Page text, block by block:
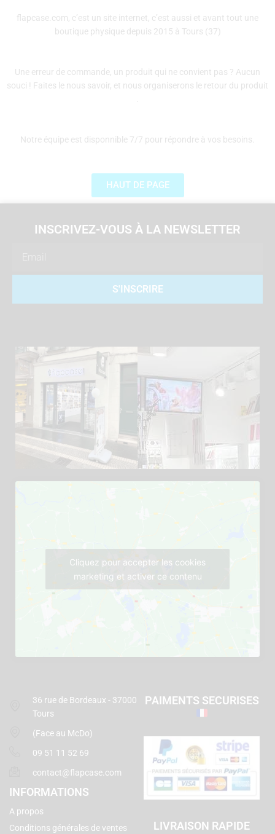
flapcase.com, c’est un site internet, c’est aussi et avant tout une
boutique physique depuis 2015 à Tours (37)
Une erreur de commande, un produit qui ne convient pas ? Aucun
souci ! Faites le nous savoir, et nous organiserons le retour du produit
Notre équipe est disponnible 7/7 pour répondre à vos besoins.
HAUT DE PAGE
INSCRIVEZ-VOUS À LA NEWSLETTER
S'INSCRIRE
Cliquez pour accepter les cookies
marketing et activer ce contenu
36 rue de Bordeaux - 37000
Tours
(Face au McDo)
09 51 11 52 69
contact@flapcase.com
INFORMATIONS
A propos
Conditions générales de ventes
PAIMENTS SECURISES
LIVRAISON RAPIDE